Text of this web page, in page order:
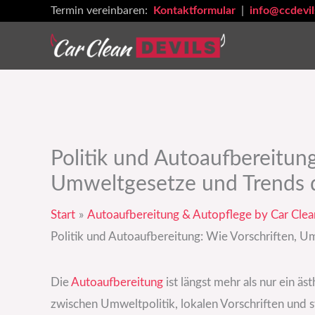
Termin vereinbaren: Kontaktformular
Politik und
Umweltgesetze und Trends
Start
Autoaufbereitung & Autopflege by Car
Politik und Autoaufbereitung: Wie Vorschriften,
DieAutoaufbereitung ist längst mehr als nur ein
zwischen Umweltpolitik, lokalen Vorschriften und